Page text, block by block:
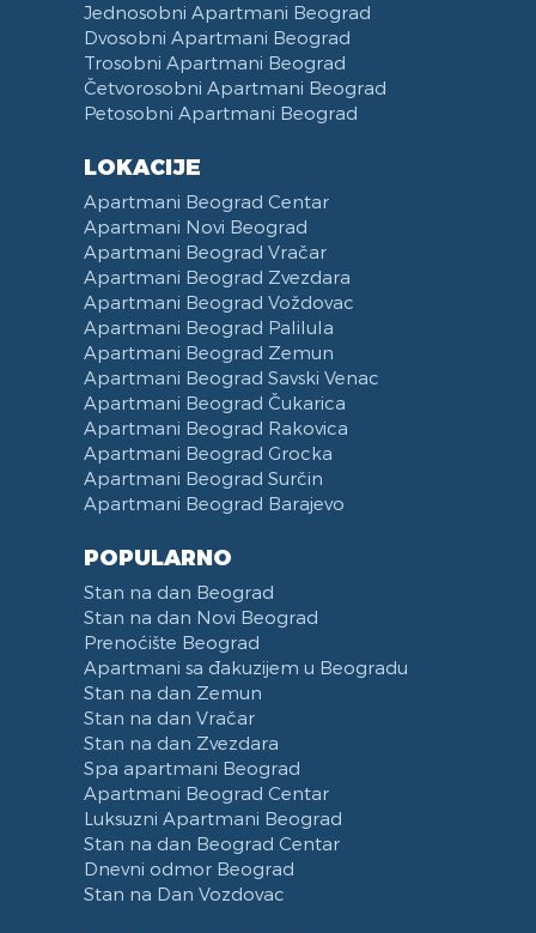
Jednosobni Apartmani Beograd
Dvosobni Apartmani Beograd
Trosobni Apartmani Beograd
Četvorosobni Apartmani Beograd
Petosobni Apartmani Beograd
LOKACIJE
Apartmani Beograd Centar
Apartmani Novi Beograd
Apartmani Beograd Vračar
Apartmani Beograd Zvezdara
Apartmani Beograd Voždovac
Apartmani Beograd Palilula
Apartmani Beograd Zemun
Apartmani Beograd Savski Venac
Apartmani Beograd Čukarica
Apartmani Beograd Rakovica
Apartmani Beograd Grocka
Apartmani Beograd Surčin
Apartmani Beograd Barajevo
POPULARNO
Stan na dan Beograd
Stan na dan Novi Beograd
Prenoćište Beograd
Apartmani sa đakuzijem u Beogradu
Stan na dan Zemun
Stan na dan Vračar
Stan na dan Zvezdara
Spa apartmani Beograd
Apartmani Beograd Centar
Luksuzni Apartmani Beograd
Stan na dan Beograd Centar
Dnevni odmor Beograd
Stan na Dan Vozdovac